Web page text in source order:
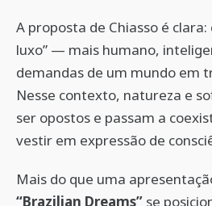
A proposta de Chiasso é
luxo” — mais humano,
demandas de um mundo em
Nesse contexto, natureza e
ser opostos e passam a
vestir em expressão de
Mais do que uma
“Brazilian Dreams” se